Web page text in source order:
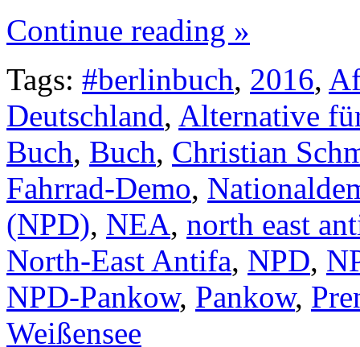
Continue reading »
Tags: #berlinbuch, 2016,
Deutschland, Alternative
Buch, Buch, Christian
Fahrrad-Demo,
(NPD), NEA, north east
North-East Antifa, NPD,
NPD-Pankow, Pankow,
Weißensee